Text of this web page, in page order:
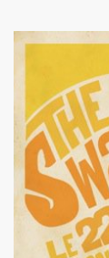
l album
jouent
: les